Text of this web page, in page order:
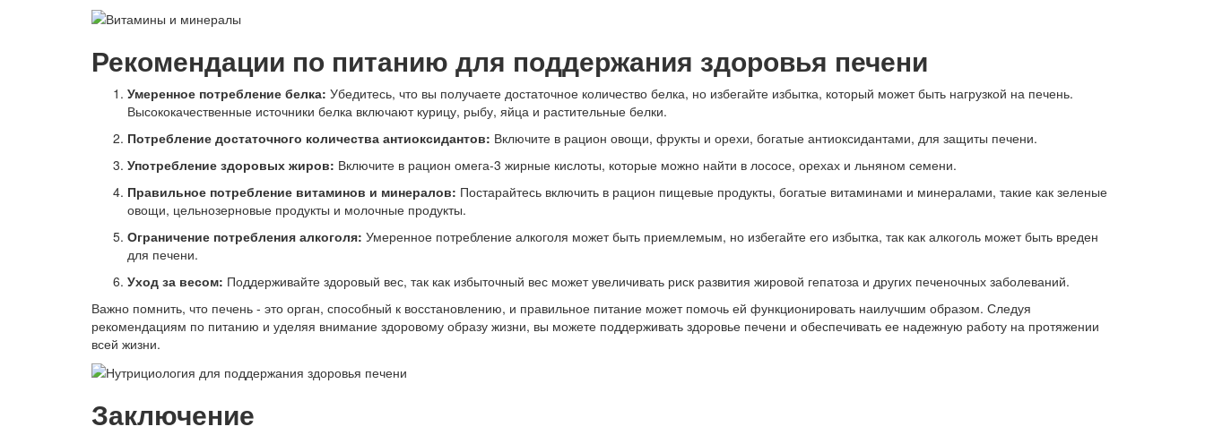
Рекомендации по питанию для поддержания здоровья печени
Умеренное потребление белка: Убедитесь, что вы получаете достаточное количество белка, но избегайте избытка, который может быть нагрузкой на печень.
Высококачественные источники белка включают курицу, рыбу, яйца и растительные белки.
Потребление достаточного количества антиоксидантов: Включите в рацион овощи, фрукты и орехи, богатые антиоксидантами, для защиты печени.
Употребление здоровых жиров: Включите в рацион омега-3 жирные кислоты, которые можно найти в лососе, орехах и льняном семени.
Правильное потребление витаминов и минералов: Постарайтесь включить в рацион пищевые продукты, богатые витаминами и минералами, такие как зеленые
овощи, цельнозерновые продукты и молочные продукты.
Ограничение потребления алкоголя: Умеренное потребление алкоголя может быть приемлемым, но избегайте его избытка, так как алкоголь может быть вреден
для печени.
Уход за весом: Поддерживайте здоровый вес, так как избыточный вес может увеличивать риск развития жировой гепатоза и других печеночных заболеваний.
Важно помнить, что печень - это орган, способный к восстановлению, и правильное питание может помочь ей функционировать наилучшим образом. Следуя
рекомендациям по питанию и уделяя внимание здоровому образу жизни, вы можете поддерживать здоровье печени и обеспечивать ее надежную работу на протяжении
всей жизни.
Заключение